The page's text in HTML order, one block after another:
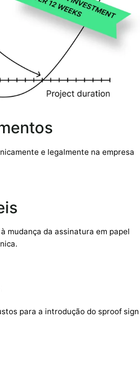
e legalmente na empresa
mudança da assinatura em papel
para a introdução do sproof sign